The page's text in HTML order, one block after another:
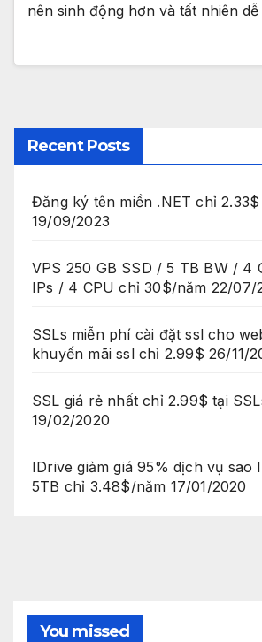
nên sinh động hơn và tất nhiên
Recent Posts
Đăng ký tên miền .NET chỉ
19/09/2023
VPS 250 GB SSD / 5 TB BW / 4
IPs / 4 CPU chỉ 30$/năm 22/07/
SSLs miễn phí cài đặt ssl cho
khuyến mãi ssl chỉ 2.99$ 26/11/
SSL giá rẻ nhất chỉ 2.99$ tại
19/02/2020
IDrive giảm giá 95% dịch vụ sao
5TB chỉ 3.48$/năm 17/01/2020
You missed